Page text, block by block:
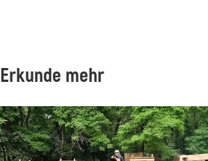
Erkunde mehr